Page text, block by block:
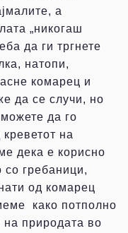
а
„никогаш
да ги тргнете
натопи,
комарец и
да се случи, но
да го
на
дека е корисно
со гребаници,
од комарец
како потполно
природата во